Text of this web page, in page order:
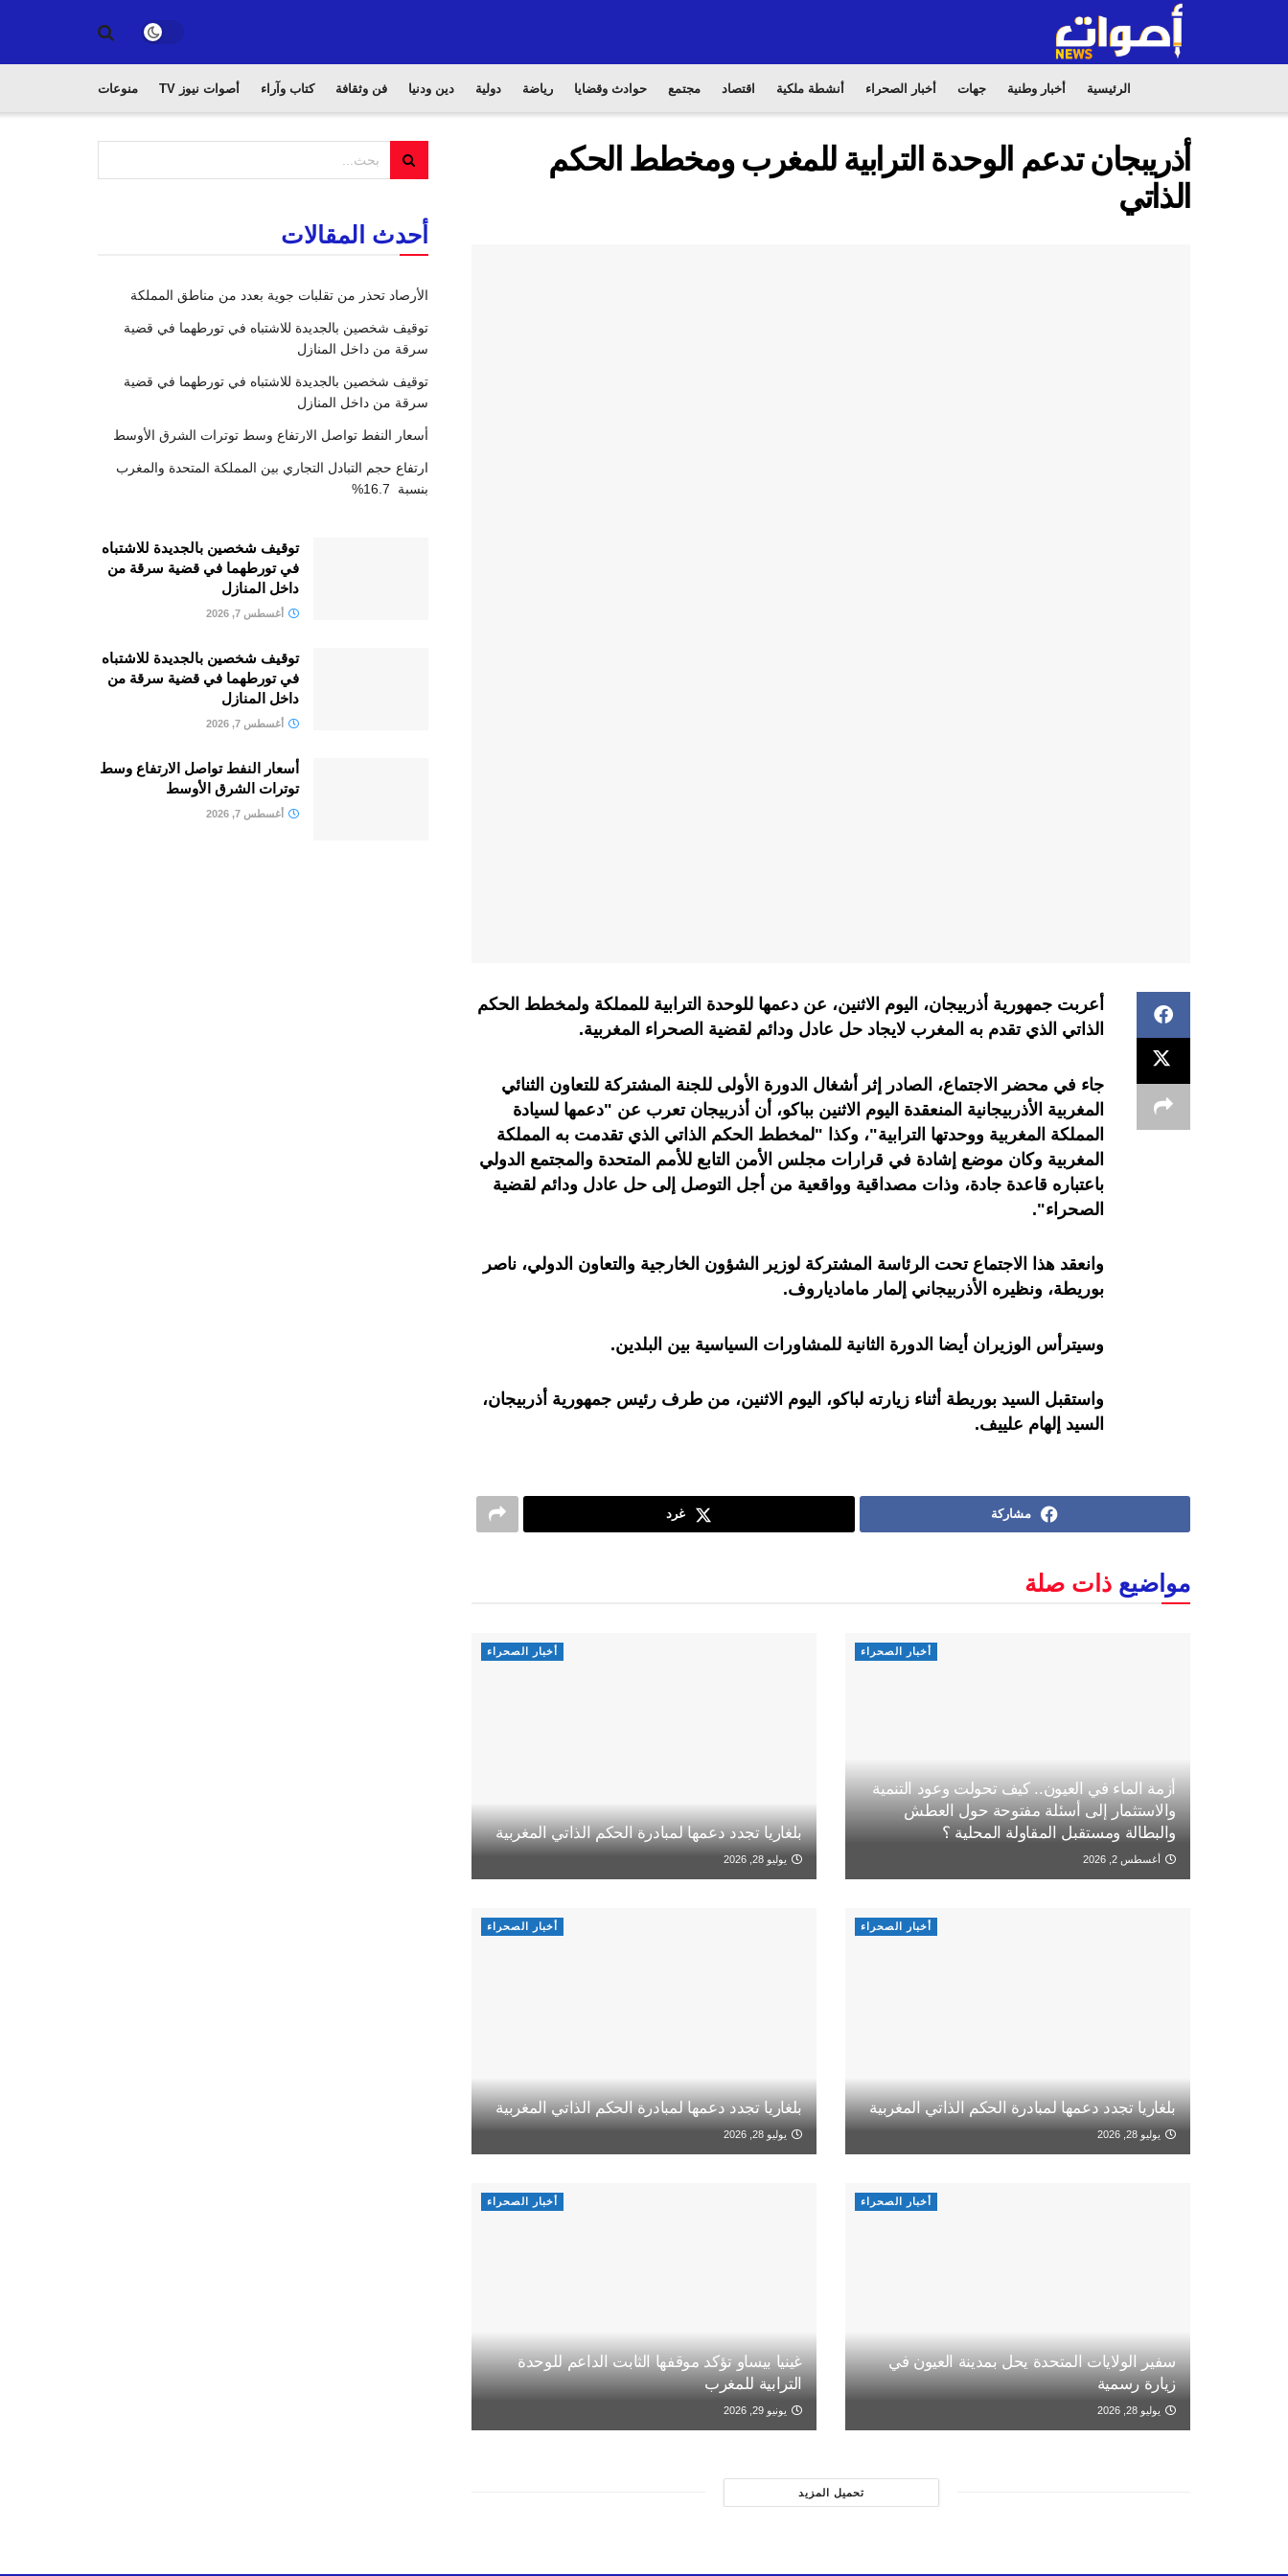
الرئيسية أخبار وطنية جهات أخبار الصحراء أنشطة ملكية اقتصاد مجتمع حوادث وقضايا رياضة دولية دين ودنيا فن وثقافة كتاب وآراء أصوات نيوز TV منوعات
أذريبجان تدعم الوحدة الترابية للمغرب ومخطط الحكم
الذاتي
أعربت جمهورية أذربيجان، اليوم الاثنين، عن دعمها للوحدة الترابية للمملكة ولمخطط الحكم
الذاتي الذي تقدم به المغرب لايجاد حل عادل ودائم لقضية الصحراء المغربية.
جاء في محضر الاجتماع، الصادر إثر أشغال الدورة الأولى للجنة المشتركة للتعاون الثنائي
المغربية الأذربيجانية المنعقدة اليوم الاثنين بباكو، أن أذربيجان تعرب عن "دعمها لسيادة
المملكة المغربية ووحدتها الترابية"، وكذا "لمخطط الحكم الذاتي الذي تقدمت به المملكة
المغربية وكان موضع إشادة في قرارات مجلس الأمن التابع للأمم المتحدة والمجتمع الدولي
باعتباره قاعدة جادة، وذات مصداقية وواقعية من أجل التوصل إلى حل عادل ودائم لقضية
الصحراء".
وانعقد هذا الاجتماع تحت الرئاسة المشتركة لوزير الشؤون الخارجية والتعاون الدولي، ناصر
بوريطة، ونظيره الأذربيجاني إلمار مامادياروف.
وسيترأس الوزيران أيضا الدورة الثانية للمشاورات السياسية بين البلدين.
واستقبل السيد بوريطة أثناء زيارته لباكو، اليوم الاثنين، من طرف رئيس جمهورية أذربيجان،
السيد إلهام علييف.
مشاركة غرد
مواضيع ذات صلة
أخبار الصحراء
أزمة الماء في العيون.. كيف تحولت وعود التنمية
والاستثمار إلى أسئلة مفتوحة حول العطش
والبطالة ومستقبل المقاولة المحلية ؟
أغسطس 2, 2026
أخبار الصحراء
بلغاريا تجدد دعمها لمبادرة الحكم الذاتي المغربية
يوليو 28, 2026
أخبار الصحراء
بلغاريا تجدد دعمها لمبادرة الحكم الذاتي المغربية
يوليو 28, 2026
أخبار الصحراء
بلغاريا تجدد دعمها لمبادرة الحكم الذاتي المغربية
يوليو 28, 2026
أخبار الصحراء
سفير الولايات المتحدة يحل بمدينة العيون في
زيارة رسمية
يوليو 28, 2026
أخبار الصحراء
غينيا بيساو تؤكد موقفها الثابت الداعم للوحدة
الترابية للمغرب
يونيو 29, 2026
تحميل المزيد
أحدث المقالات
الأرصاد تحذر من تقلبات جوية بعدد من مناطق المملكة
توقيف شخصين بالجديدة للاشتباه في تورطهما في قضية
سرقة من داخل المنازل
توقيف شخصين بالجديدة للاشتباه في تورطهما في قضية
سرقة من داخل المنازل
أسعار النفط تواصل الارتفاع وسط توترات الشرق الأوسط
ارتفاع حجم التبادل التجاري بين المملكة المتحدة والمغرب
بنسبة 16.7%
توقيف شخصين بالجديدة للاشتباه
في تورطهما في قضية سرقة من
داخل المنازل
أغسطس 7, 2026
توقيف شخصين بالجديدة للاشتباه
في تورطهما في قضية سرقة من
داخل المنازل
أغسطس 7, 2026
أسعار النفط تواصل الارتفاع وسط
توترات الشرق الأوسط
أغسطس 7, 2026